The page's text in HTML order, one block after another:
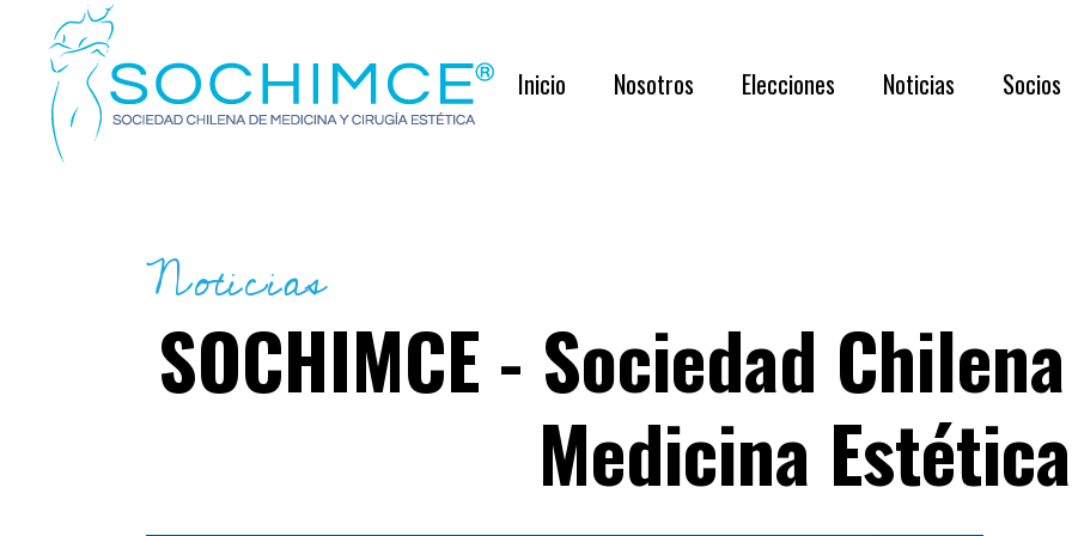
Inicio Nosotros Elecciones Noticias Socios
Directorio
Noticias
SOCHIMCE - Sociedad
Medicina Estética